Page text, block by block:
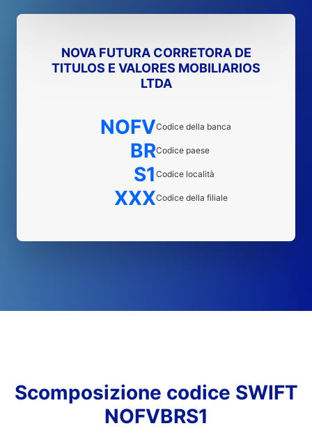
NOVA FUTURA CORRETORA DE
TITULOS E VALORES MOBILIARIOS
LTDA
NOFVCodice della banca
BRCodice paese
S1 Codice località
XXXCodice della filiale
Scomposizione codice SWIFT
NOFVBRS1